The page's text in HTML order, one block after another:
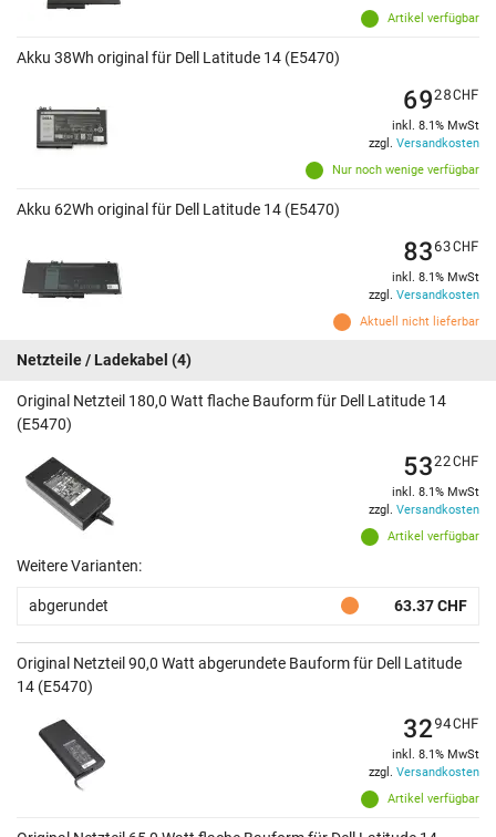
Artikel verfügbar
Akku 38Wh original für Dell Latitude 14 (E5470)
Nur noch wenige verfügbar
6928CHF
inkl. 8.1% MwSt
zzgl. Versandkosten
Akku 62Wh original für Dell Latitude 14 (E5470)
Aktuell nicht lieferbar
8363CHF
inkl. 8.1% MwSt
zzgl. Versandkosten
Netzteile / Ladekabel (4)
Original Netzteil 180,0 Watt flache Bauform für Dell Latitude 14
(E5470)
Artikel verfügbar
5322CHF
inkl. 8.1% MwSt
zzgl. Versandkosten
Weitere Varianten:
abgerundet 63.37 CHF
Original Netzteil 90,0 Watt abgerundete Bauform für Dell Latitude
14 (E5470)
Artikel verfügbar
3294CHF
inkl. 8.1% MwSt
zzgl. Versandkosten